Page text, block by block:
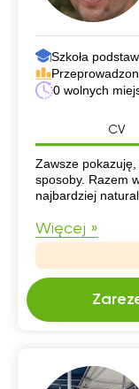
Szkoła
0 wolnych
CV
CV
Zawsze
sposoby. Razem
najbardziej
Więcej »